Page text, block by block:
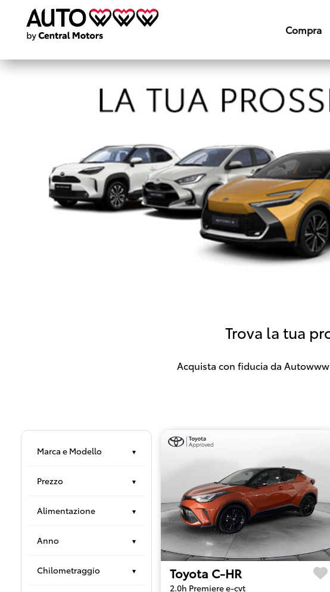
Compra
Trova la tua
Acquista con fiducia da
Marca e Modello ▾
Prezzo ▾
Alimentazione ▾
Anno ▾
Chilometraggio ▾ Toyota C-HR
2.0h Premiere e-cvt